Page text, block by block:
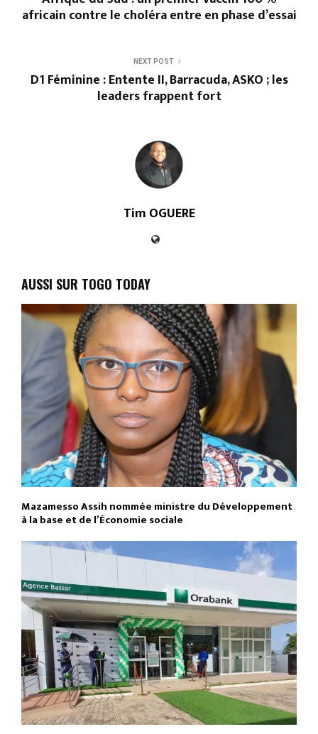
africain contre le choléra entre en phase d’essai
NEXT POST
D1 Féminine : Entente II, Barracuda, ASKO ; les
leaders frappent fort
Tim OGUERE
AUSSI SUR TOGO TODAY
Mazamesso Assih nommée ministre du Développement
à la base et de l’Économie sociale